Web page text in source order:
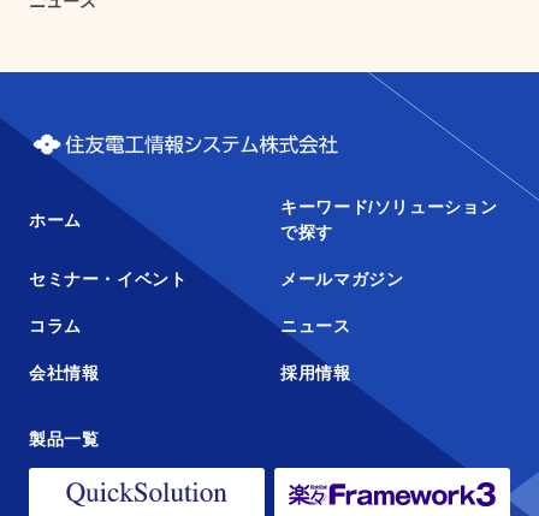
ホーム
キーワード/ソリューション
で探す
セミナー・イベント メールマガジン
コラム ニュース
会社情報 採用情報
製品一覧